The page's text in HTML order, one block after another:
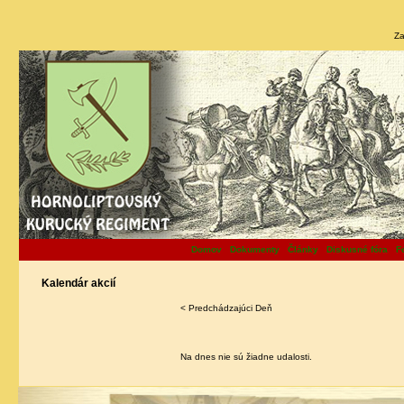
Domov Dokumenty Články Diskusné fóra
Kalendár akcií
< Predchádzajúci Deň
Na dnes nie sú žiadne udalosti.